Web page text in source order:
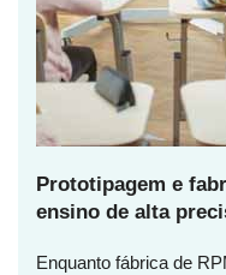
Prototipagem e
ensino de alta
Enquanto fábrica de